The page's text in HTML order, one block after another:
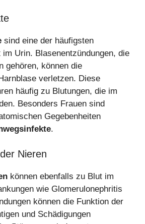
sind eine der häufigsten
Urin. Blasenentzündungen, die
gehören, können die
verletzen. Diese
häufig zu Blutungen, die im
Besonders Frauen sind
Gegebenheiten
.
Nieren
können ebenfalls zu Blut im
wie Glomerulonephritis
können die Funktion der
und Schädigungen